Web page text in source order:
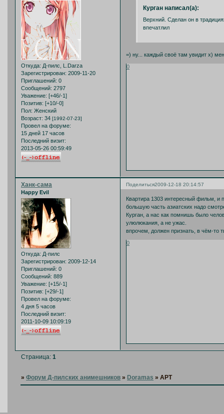
Откуда: Д-пилс, L.Darza
Зарегистрирован: 2009-11-20
Приглашений: 0
Сообщений: 2797
Уважение: [+46/-1]
Позитив: [+10/-0]
Пол: Женский
Возраст: 34 [1992-07-23]
Провел на форуме:
15 дней 17 часов
Последний визит:
2013-05-26 00:59:49
Курган написал(а):
Верхний. Сделан он в
впечатлил
=) ну... каждый своё там увидит х)
0
Поделиться2009-12-18 20:14:57
Ханк-сама
Happy Evil
Откуда: Д-пилс
Зарегистрирован: 2009-12-14
Приглашений: 0
Сообщений: 889
Уважение: [+15/-1]
Позитив: [+29/-1]
Провел на форуме:
4 дня 5 часов
Последний визит:
2011-10-09 10:09:19
Квартира 1303 интересный фильм, и
большую часть азиатских надо
Курган, а нас как помнишь было
улюлюкания, а не ужас.
впрочем, должен признать, в чём-то
0
Страница:1
»Форум Д-пилских анимешников » Doramas »APT